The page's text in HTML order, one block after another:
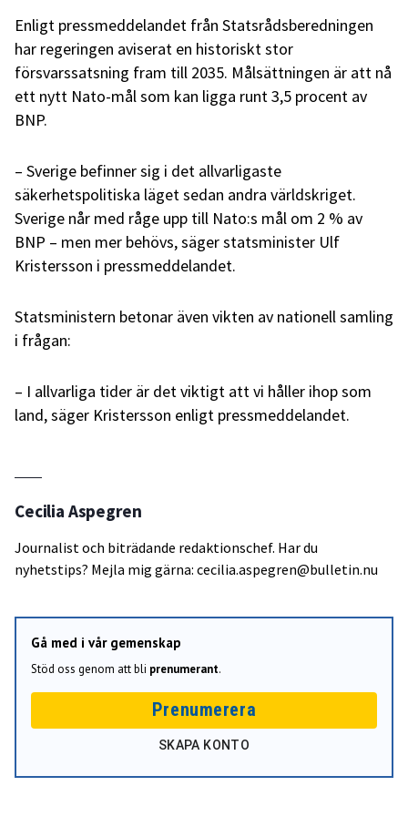
Enligt pressmeddelandet från Statsrådsberedningen
har regeringen aviserat en historiskt stor
försvarssatsning fram till 2035. Målsättningen är att nå
ett nytt Nato-mål som kan ligga runt 3,5 procent av
BNP.
– Sverige befinner sig i det allvarligaste
säkerhetspolitiska läget sedan andra världskriget.
Sverige når med råge upp till Nato:s mål om 2 % av
BNP – men mer behövs, säger statsminister Ulf
Kristersson i pressmeddelandet.
Statsministern betonar även vikten av nationell samling
i frågan:
– I allvarliga tider är det viktigt att vi håller ihop som
land, säger Kristersson enligt pressmeddelandet.
Cecilia Aspegren
Journalist och biträdande redaktionschef. Har du
nyhetstips? Mejla mig gärna: cecilia.aspegren@bulletin.nu
Gå med i vår gemenskap
Stöd oss genom att bli prenumerant.
Prenumerera
SKAPA KONTO